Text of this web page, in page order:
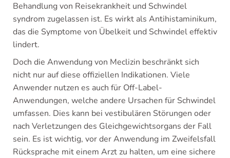
Behandlung von Reisekrankheit und Schwindel
syndrom zugelassen ist. Es wirkt als Antihistaminikum,
das die Symptome von Übelkeit und Schwindel effektiv
lindert.
Doch die Anwendung von Meclizin beschränkt sich
nicht nur auf diese offiziellen Indikationen. Viele
Anwender nutzen es auch für Off-Label-
Anwendungen, welche andere Ursachen für Schwindel
umfassen. Dies kann bei vestibulären Störungen oder
nach Verletzungen des Gleichgewichtsorgans der Fall
sein. Es ist wichtig, vor der Anwendung im Zweifelsfall
Rücksprache mit einem Arzt zu halten, um eine sichere